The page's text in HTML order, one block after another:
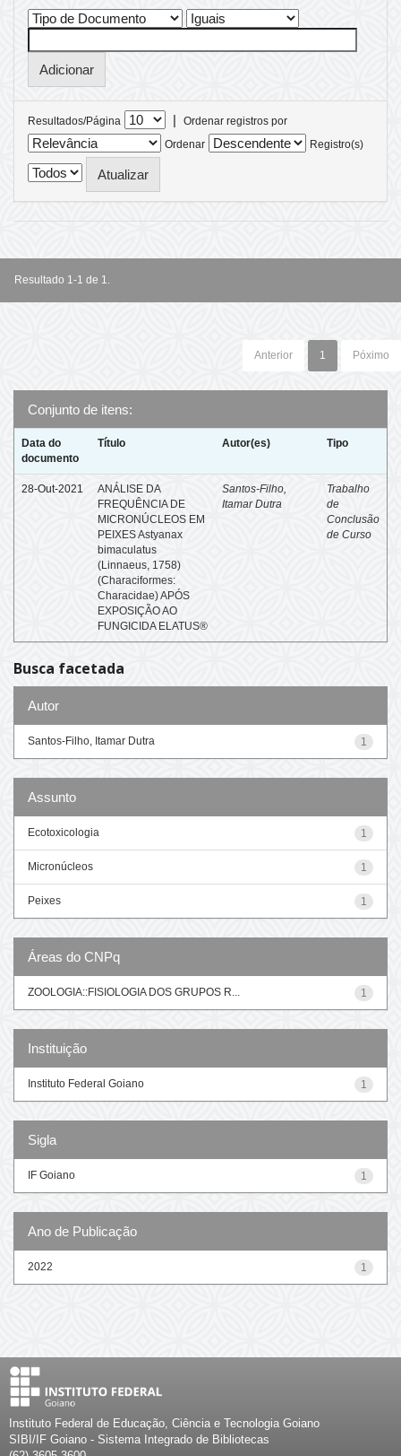
Resultados/Página |
Ordenar registros por
Ordenar
Registro(s)
Resultado 1-1 de 1.
Anterior 1 Póximo
Conjunto de itens:
Data do
documento
Título Autor(es) Tipo
28-Out-2021
ANÁLISE DA
FREQUÊNCIA DE
MICRONÚCLEOS EM
PEIXES Astyanax
bimaculatus
(Linnaeus, 1758)
(Characiformes:
Characidae) APÓS
EXPOSIÇÃO AO
FUNGICIDA ELATUS®
Santos-Filho,
Itamar Dutra
Trabalho
de
Conclusão
de Curso
Busca facetada
Autor
1
Santos-Filho, Itamar Dutra
Assunto
1
Ecotoxicologia
1
Micronúcleos
1
Peixes
Áreas do CNPq
1
ZOOLOGIA::FISIOLOGIA DOS GRUPOS R...
Instituição
1
Instituto Federal Goiano
Sigla
1
IF Goiano
Ano de Publicação
1
2022
Instituto Federal de Educação, Ciência e Tecnologia Goiano
SIBI/IF Goiano - Sistema Integrado de Bibliotecas